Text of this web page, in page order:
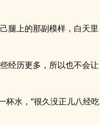
腿上的那副模样，白天里
经历更多，所以也不会让
杯水，“很久没正儿八经吃